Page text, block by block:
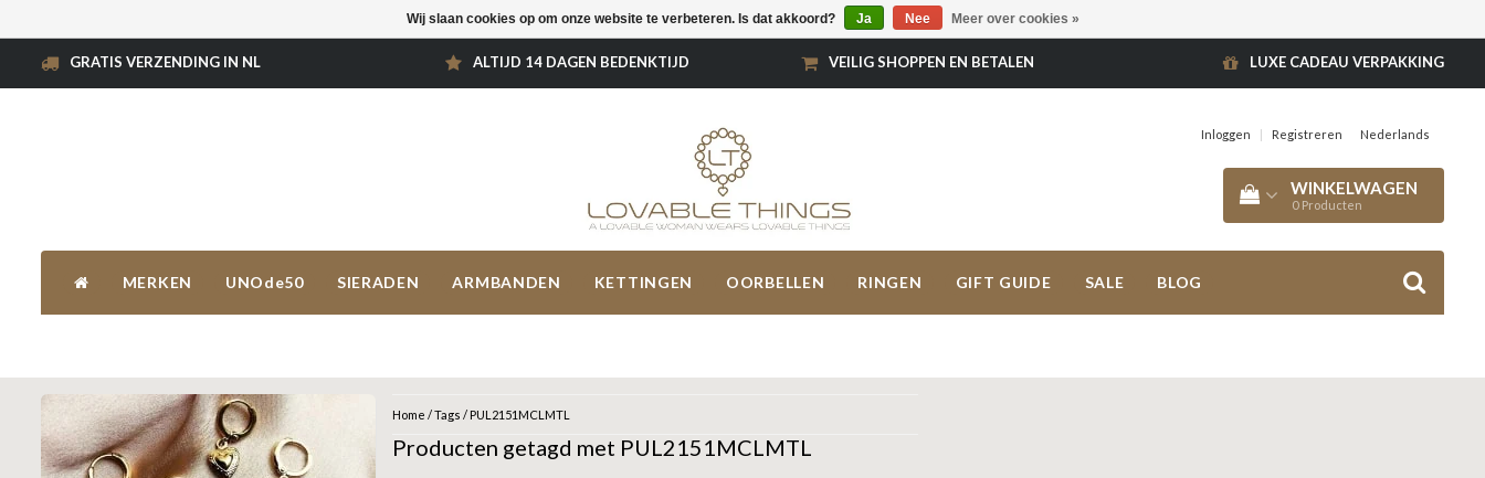
GRATIS VERZENDING IN NL ALTIJD 14 DAGEN BEDENKTIJD VEILIG SHOPPEN EN BETALEN LUXE CADEAU VERPAKKING
Inloggen | Registreren Nederlands
WINKELWAGEN
0 Producten
MERKEN UNOde50 SIERADEN ARMBANDEN KETTINGEN OORBELLEN RINGEN GIFT GUIDE SALE BLOG
Home /Tags / PUL2151MCLMTL
Producten getagd met PUL2151MCLMTL
Wij slaan cookies op om onze website te verbeteren. Is dat akkoord? Ja Nee Meer over cookies »